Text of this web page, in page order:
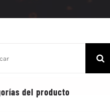
del producto